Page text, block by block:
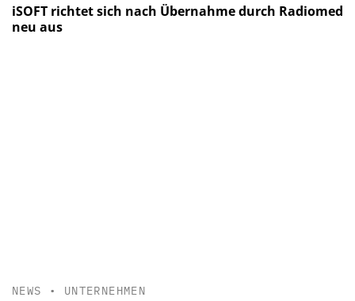
iSOFT richtet sich nach Übernahme durch Radiomed
neu aus
NEWS • UNTERNEHMEN